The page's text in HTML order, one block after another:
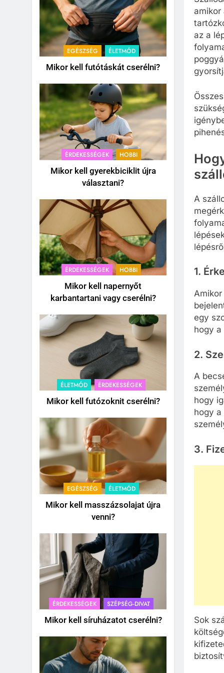
EGÉSZSÉG ÉLETMÓD
Mikor kell futótáskát cserélni?
ÉRDEKESSÉGEK HOBBI
Mikor kell gyerekbiciklit újra
választani?
ÉRDEKESSÉGEK HOBBI
Mikor kell napernyőt
karbantartani vagy cserélni?
ÉLETMÓD ÉRDEKESSÉGEK
Mikor kell futózoknit cserélni?
EGÉSZSÉG ÉLETMÓD
Mikor kell masszázsolajat újra
venni?
ÉRDEKESSÉGEK SZÉPSÉG-DIVAT
Mikor kell síruházatot cserélni?
amikor
az a
A
1.
egy
hogy a
2.
A
hogy
hogy
3.
Sok